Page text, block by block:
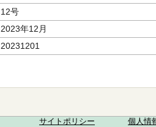
12号
2023年12月
20231201
サイトポリシー 個人情